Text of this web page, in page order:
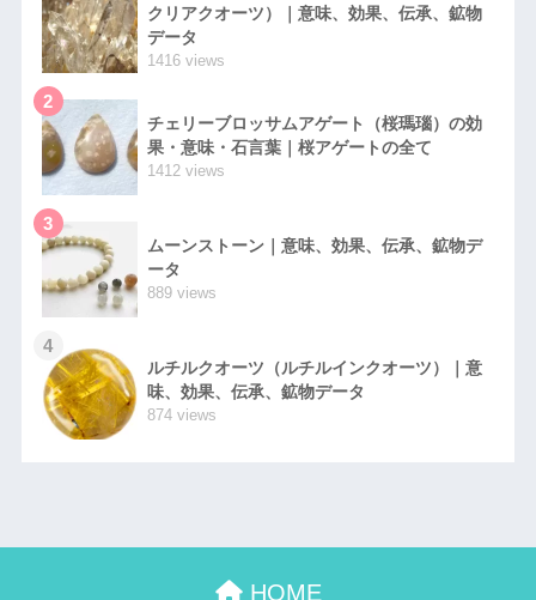
クリアクオーツ）｜意味、効果、伝承、鉱物
データ
1416 views
2
チェリーブロッサムアゲート（桜瑪瑙）の効
果・意味・石言葉｜桜アゲートの全て
1412 views
3
ムーンストーン｜意味、効果、伝承、鉱物デ
ータ
889 views
4
ルチルクオーツ（ルチルインクオーツ）｜意
味、効果、伝承、鉱物データ
874 views
HOME